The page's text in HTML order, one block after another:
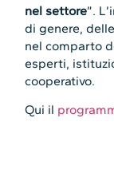
nel settore”.
di genere,
nel comparto
esperti,
cooperativo.
Qui il